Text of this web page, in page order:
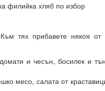
филийка хляб по избор
тях прибавете някоя от
и чесън, босилек и
месо, салата от